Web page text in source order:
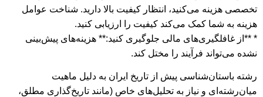
تخصصی هزینه می‌کنید، انتظار کیفیت بالا دارید. شناخت عوامل
هزینه به شما کمک می‌کند کیفیت را ارزیابی کنید.
* **از غافلگیری‌های مالی جلوگیری کنید:** هزینه‌های پیش‌بینی
نشده می‌تواند فرآیند را مختل کند.
رشته باستان‌شناسی پیش از تاریخ ایران به دلیل ماهیت
میان‌رشته‌ای و نیاز به تحلیل‌های خاص (مانند تاریخ‌گذاری مطلق،